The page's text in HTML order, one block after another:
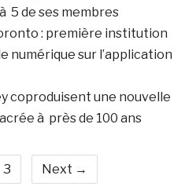
5 de ses membres
: première institution
numérique sur l’application
coproduisent une nouvelle
à près de 100 ans
3 Next →